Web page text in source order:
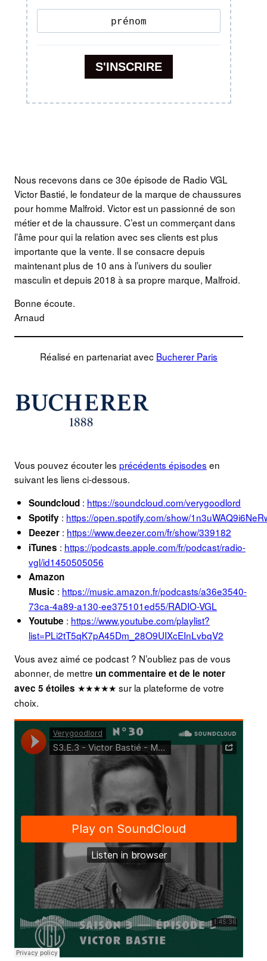
Nous recevons dans ce 30e épisode de Radio VGL
Victor Bastié, le fondateur de la marque de chaussures
pour homme Malfroid. Victor est un passionné de son
métier et de la chaussure. C’est un commerçant dans
l’âme pour qui la relation avec ses clients est plus
importante que la vente. Il se consacre depuis
maintenant plus de 10 ans à l’univers du soulier
masculin et depuis 2018 à sa propre marque, Malfroid.
Bonne écoute.
Arnaud
Réalisé en partenariat avec Bucherer Paris
Vous pouvez écouter les précédents épisodes en
suivant les liens ci-dessous.
Soundcloud : https://soundcloud.com/verygoodlord
Spotify : https://open.spotify.com/show/
Deezer : https://www.deezer.com/fr/show/339182
iTunes : https://podcasts.apple.com/fr/podcast/radio-
vgl/id1450505056
Amazon
Music : https://music.amazon.fr/podcasts/a36e3540-
73ca-4a89-a130-ee375101ed55/RADIO-VGL
Youtube : https://www.youtube.com/playlist?
list=PLi2tT5qK7pA45Dm_28O9UIXcEInLvbqV2
Vous avez aimé ce podcast ? N’oubliez pas de vous
abonner, de mettre un commentaire et de le noter
avec 5 étoiles ★★★★★ sur la plateforme de votre
choix.